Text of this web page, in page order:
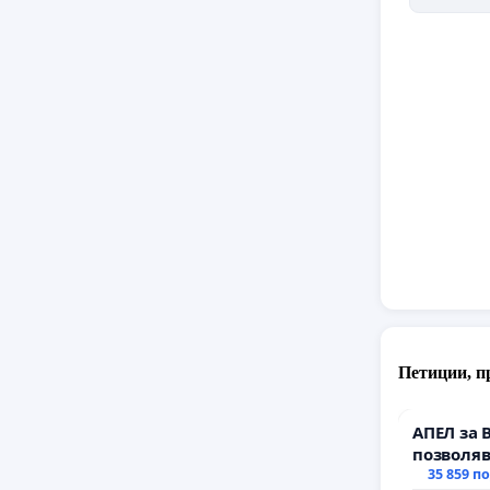
Петиции,
АПЕЛ за
да
35 859